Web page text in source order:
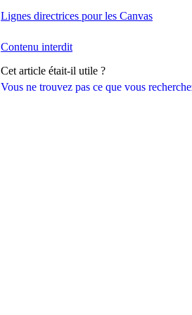
Vous ne trouvez pas ce que vous
Lignes directrices pour les Canvas
Contenu interdit
Cet article était-il utile ?